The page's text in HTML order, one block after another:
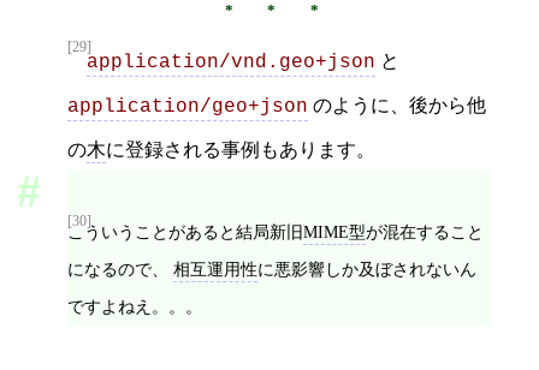
[29]
application/vnd.geo+json と
application/geo+json のように、後から他
の木に登録される事例もあります。
[30]
こういうことがあると結局新旧MIME型が混在すること
になるので、 相互運用性に悪影響しか及ぼされないん
ですよねえ。。。